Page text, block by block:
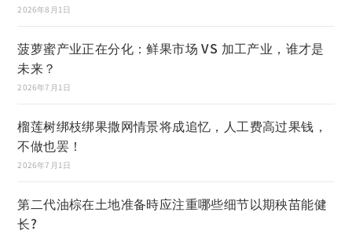
2026年8月1日
菠萝蜜产业正在分化：鲜果市场 VS 加工产业，谁才是
未来？
2026年7月1日
榴莲树绑枝绑果撒网情景将成追忆，人工费高过果钱，
不做也罢！
2026年7月1日
第二代油棕在土地准备時应注重哪些细节以期秧苗能健
长?